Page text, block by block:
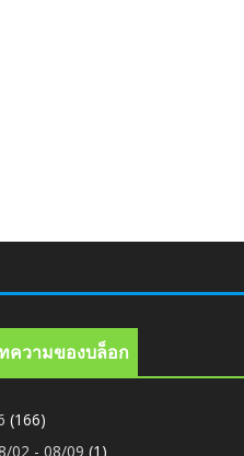
ความของบล็อก
(166)
02 - 08/09(1)